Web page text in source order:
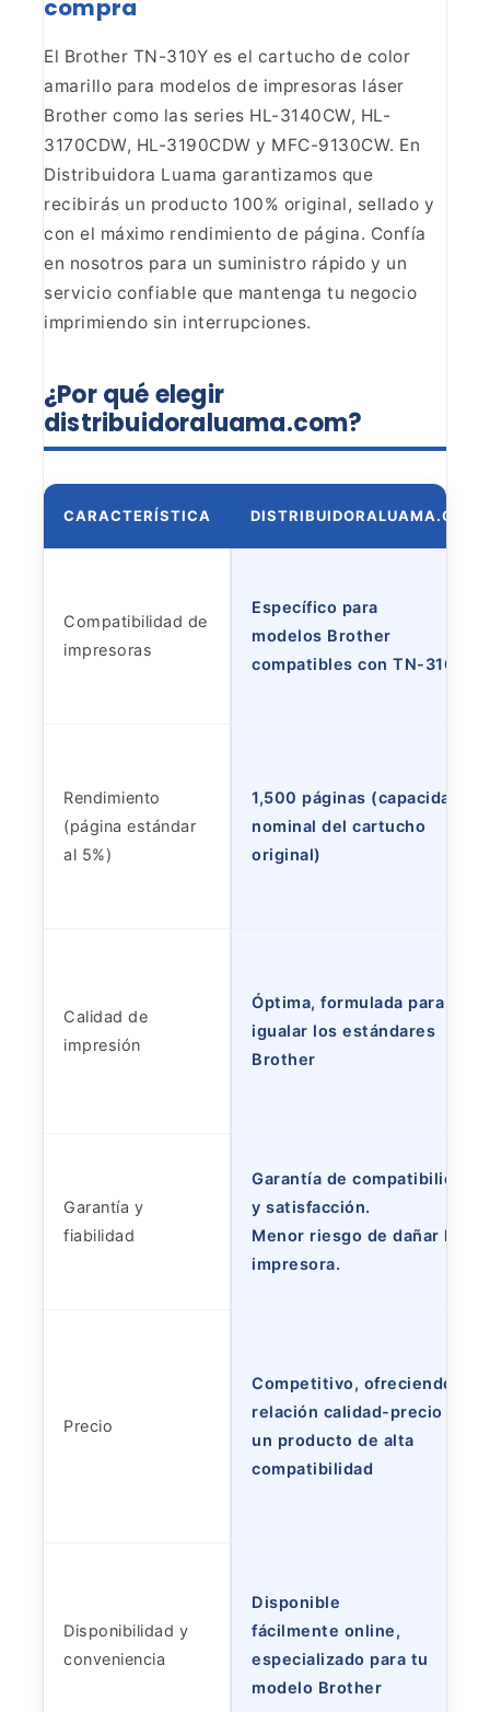
compra
El Brother TN-310Y es el cartucho de color
amarillo para modelos de impresoras láser
Brother como las series HL-3140CW, HL-
3170CDW, HL-3190CDW y MFC-9130CW. En
Distribuidora Luama garantizamos que
recibirás un producto 100% original, sellado y
con el máximo rendimiento de página. Confía
en nosotros para un suministro rápido y un
servicio confiable que mantenga tu negocio
imprimiendo sin interrupciones.
¿Por qué elegir
distribuidoraluama.com?
CARACTERÍSTICA DISTRIBUIDORALUAMA.COM
Compatibilidad de
impresoras
Específico para
modelos Brother
compatibles con TN-310Y
Rendimiento
(página estándar
al 5%)
1,500 páginas (capacidad
nominal del cartucho
original)
Calidad de
impresión
Óptima, formulada para
igualar los estándares
Brother
Garantía y
fiabilidad
Garantía de compatibilidad
y satisfacción.
Menor riesgo de dañar la
impresora.
Precio
Competitivo, ofreciendo
relación calidad-precio por
un producto de alta
compatibilidad
Disponibilidad y
conveniencia
Disponible
fácilmente online,
especializado para tu
modelo Brother